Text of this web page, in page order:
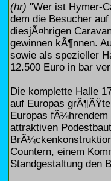
(hr) "Wer ist Hymer-
dem die Besucher
diesjÃ¤hrigen
gewinnen kÃ¶nnen.
sowie als spezieller
12.500 Euro in bar
Die komplette Halle
auf Europas
Europas
attraktiven
Countern, einem
Standgestaltung den